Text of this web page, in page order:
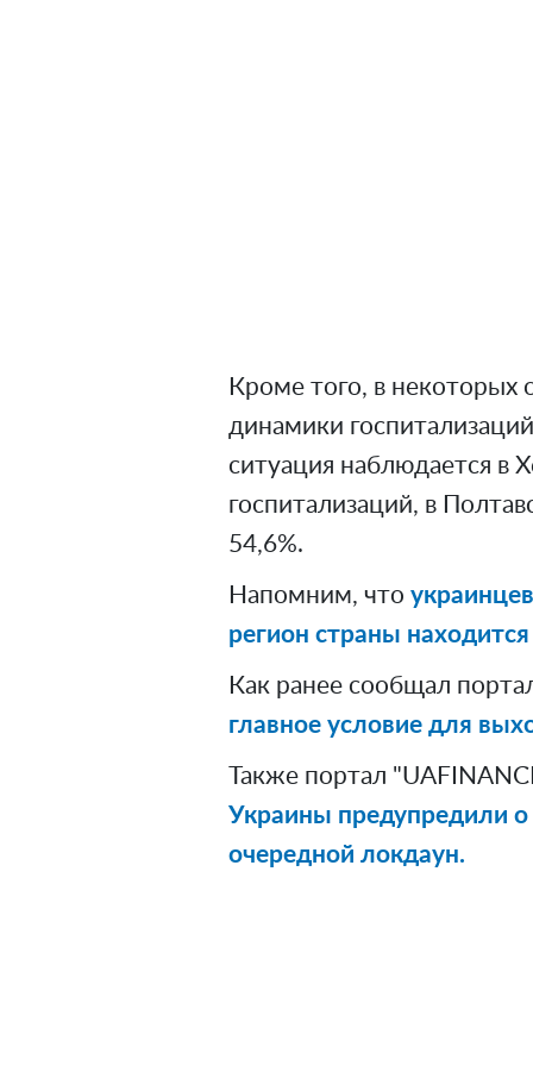
Кроме того, в некоторых
динамики
ситуация наблюдается в
госпитализаций, в
54,6%.
Напомним, что
регион страны
Как ранее сообщал
главное условие для
Также портал
Украины предупредили
очередной локдаун.